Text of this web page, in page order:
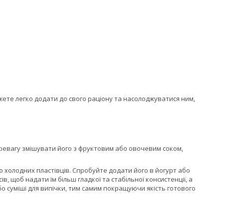
легко додати до свого раціону та насолоджуватися ним,
змішувати його з фруктовим або овочевим соком,
пластівців. Спробуйте додати його в йогурт або
надати їм більш гладкої та стабільної консистенції, а
суміші для випічки, тим самим покращуючи якість готового